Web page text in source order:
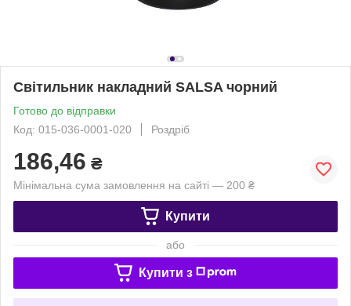
Світильник накладний SALSA чорний
Готово до відправки
Код: 015-036-0001-020
Роздріб
186,46 ₴
Мінімальна сума замовлення на сайті — 200 ₴
Купити
або
Купити з